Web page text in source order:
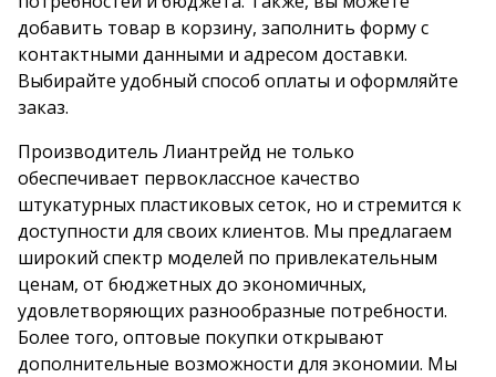
добавить товар в корзину, заполнить форму с
контактными данными и адресом доставки.
Выбирайте удобный способ оплаты и оформляйте
заказ.
Производитель Лиантрейд не только
обеспечивает первоклассное качество
штукатурных пластиковых сеток, но и стремится к
доступности для своих клиентов. Мы предлагаем
широкий спектр моделей по привлекательным
ценам, от бюджетных до экономичных,
удовлетворяющих разнообразные потребности.
Более того, оптовые покупки открывают
дополнительные возможности для экономии. Мы